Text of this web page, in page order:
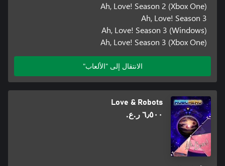
Ah, Love! Season 2 (Xbox One)
Ah, Love! Season 3
Ah, Love! Season 3 (Windows)
Ah, Love! Season 3 (Xbox One)
الانتقال إلى "الألعاب"
Love & Robots
٦٫٥٠٠ ر.ع.‏